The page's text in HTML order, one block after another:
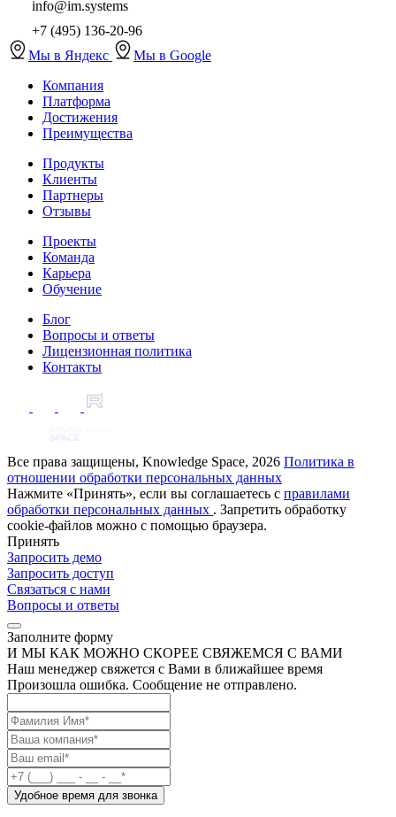
info@im.systems
+7 (495) 136-20-96
Мы в Яндекс
Мы в Google
Компания
Платформа
Достижения
Преимущества
Продукты
Клиенты
Партнеры
Отзывы
Проекты
Команда
Карьера
Обучение
Блог
Вопросы и ответы
Лицензионная политика
Контакты
Все права защищены, Knowledge Space, 2026 Политика в
отношении обработки персональных данных
Нажмите «Принять», если вы соглашаетесь с правилами
обработки персональных данных . Запретить обработку
cookie-файлов можно с помощью браузера.
Принять
Запросить демо
Запросить доступ
Связаться с нами
Вопросы и ответы
Заполните форму
И МЫ КАК МОЖНО СКОРЕЕ СВЯЖЕМСЯ С ВАМИ
Наш менеджер свяжется с Вами в ближайшее время
Произошла ошибка. Сообщение не отправлено.
Удобное время для звонка